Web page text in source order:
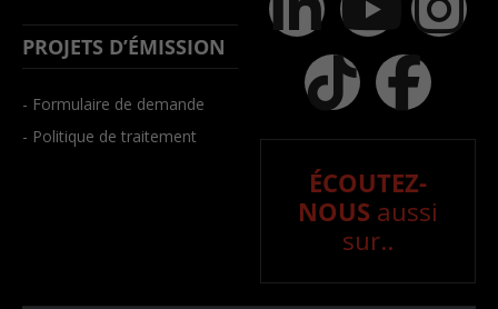
PROJETS D’ÉMISSION
- Formulaire de demande
- Politique de traitement
ÉCOUTEZ-
NOUS aussi
sur..